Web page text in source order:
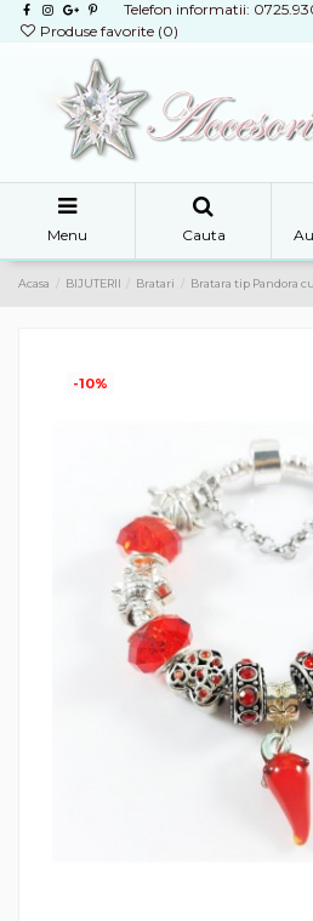
Telefon informatii:
Produse favorite (0)
Menu Cauta
Acasa BIJUTERII Bratari Bratara tip Pandora
-10%